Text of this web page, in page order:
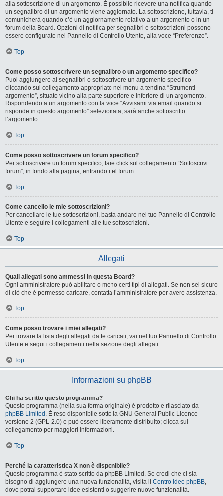
alla sottoscrizione di un argomento. È possibile ricevere una notifica quando
un segnalibro di un argomento viene aggiornato. La sottoscrizione, tuttavia, ti
comunicherà quando c’è un aggiornamento relativo a un argomento o in un
forum della Board. Opzioni di notifica per segnalibri e sottoscrizioni possono
essere configurate nel Pannello di Controllo Utente, alla voce “Preferenze”.
Top
Come posso sottoscrivere un segnalibro o un argomento specifico?
Puoi aggiungere ai segnalibri o sottoscrivere un argomento specifico
cliccando sul collegamento appropriato nel menu a tendina “Strumenti
argomento”, situato vicino alla parte superiore e inferiore di un argomento.
Rispondendo a un argomento con la voce “Avvisami via email quando si
risponde in questo argomento” selezionata, sarà anche sottoscritto
l’argomento.
Top
Come posso sottoscrivere un forum specifico?
Per sottoscrivere un forum specifico, fare click sul collegamento “Sottoscrivi
forum”, in fondo alla pagina, entrando nel forum.
Top
Come cancello le mie sottoscrizioni?
Per cancellare le tue sottoscrizioni, basta andare nel tuo Pannello di Controllo
Utente e seguire i collegamenti alle tue sottoscrizioni.
Top
Allegati
Quali allegati sono ammessi in questa Board?
Ogni amministratore può abilitare o meno certi tipi di allegati. Se non sei sicuro
di ciò che è permesso caricare, contatta l’amministratore per avere assistenza.
Top
Come posso trovare i miei allegati?
Per trovare la lista degli allegati da te caricati, vai nel tuo Pannello di Controllo
Utente e segui i collegamenti nella sezione degli allegati.
Top
Informazioni su phpBB
Chi ha scritto questo programma?
Questo programma (nella sua forma originale) è prodotto e rilasciato da
phpBB Limited . È reso disponibile sotto la GNU General Public Licence
versione 2 (GPL-2.0) e può essere liberamente distribuito; clicca sul
collegamento per maggiori informazioni.
Top
Perché la caratteristica X non è disponibile?
Questo programma è stato scritto da phpBB Limited. Se credi che ci sia
bisogno di aggiungere una nuova funzionalità, visita il Centro Idee phpBB,
dove potrai supportare idee esistenti o suggerire nuove funzionalità.